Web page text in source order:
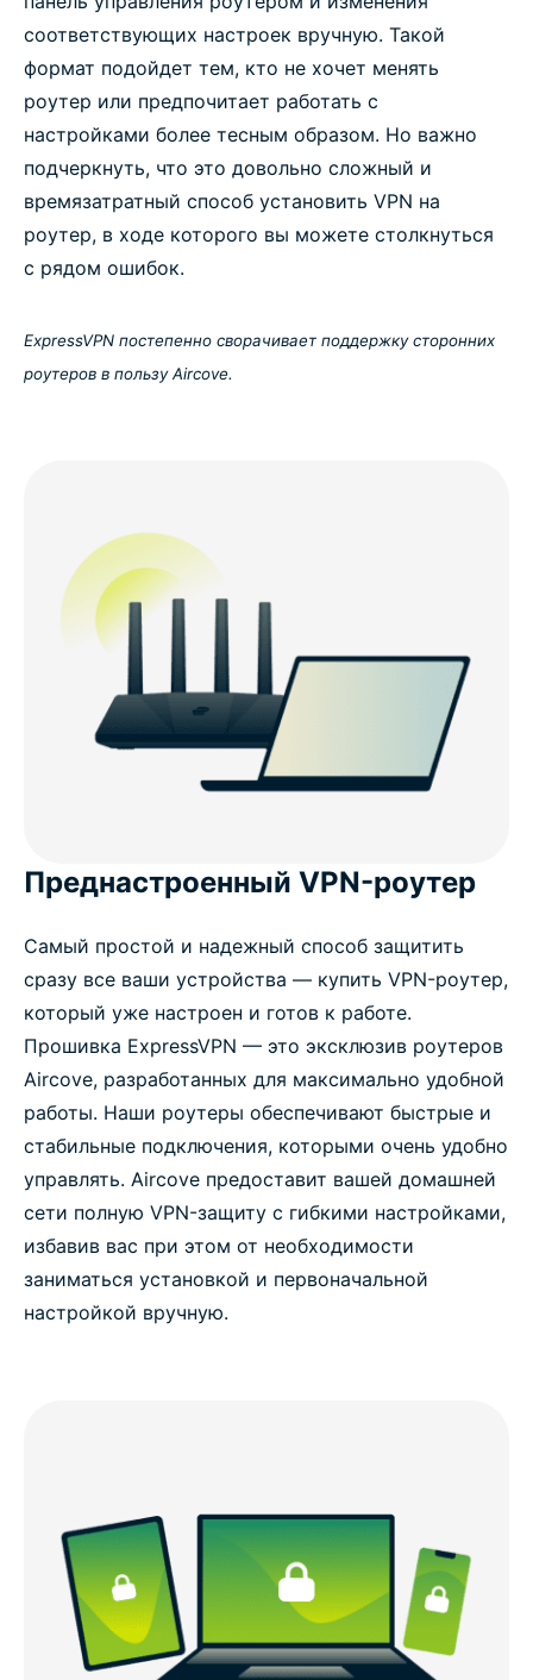
соответствующих настроек вручную. Такой
формат подойдет тем, кто не хочет менять
роутер или предпочитает работать с
настройками более тесным образом. Но важно
подчеркнуть, что это довольно сложный и
времязатратный способ установить VPN на
роутер, в ходе которого вы можете столкнуться
с рядом ошибок.
ExpressVPN постепенно сворачивает поддержку сторонних
роутеров в пользу Aircove.
Преднастроенный VPN-роутер
Самый простой и надежный способ защитить
сразу все ваши устройства — купить VPN-роутер,
который уже настроен и готов к работе.
Прошивка ExpressVPN — это эксклюзив роутеров
Aircove, разработанных для максимально удобной
работы. Наши роутеры обеспечивают быстрые и
стабильные подключения, которыми очень удобно
управлять. Aircove предоставит вашей домашней
сети полную VPN-защиту с гибкими настройками,
избавив вас при этом от необходимости
заниматься установкой и первоначальной
настройкой вручную.